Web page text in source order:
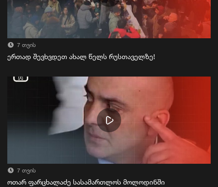
7 თვის
ერთად შევხვდეთ ახალ წელს რუსთაველზე!
7 თვის
ოთარ ფარცხალაძე სასამართლოს მოლოდინში